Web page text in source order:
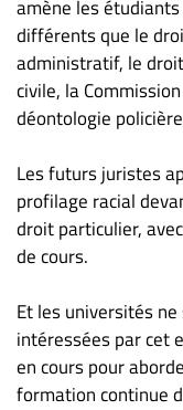
amène les
différents que le
administratif, le
civile, la
déontologie
Les futurs juristes
profilage racial
droit particulier,
de cours.
Et les universités
intéressées par cet
en cours pour
formation continue